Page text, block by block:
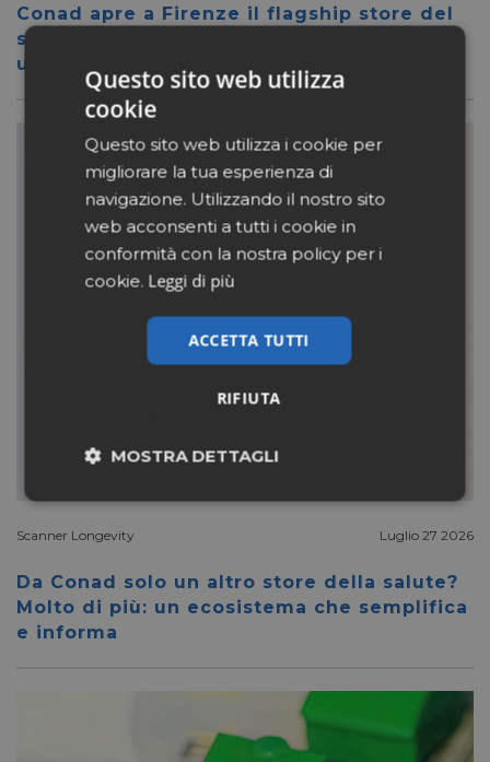
Conad apre a Firenze il flagship store del
suo nuovo format Benessity: sei negozi in
uno, parafarmacia compresa
Scanner Longevity Luglio 27 2026
Da Conad solo un altro store della salute?
Molto di più: un ecosistema che semplifica
e informa
Questo sito web utilizza
cookie
Questo sito web utilizza i cookie per
migliorare la tua esperienza di
navigazione. Utilizzando il nostro sito
web acconsenti a tutti i cookie in
conformità con la nostra policy per i
cookie. Leggi di più
ACCETTA TUTTI
RIFIUTA
MOSTRA DETTAGLI
Necessari Marketing
Non classificati
Marketing Non classificati